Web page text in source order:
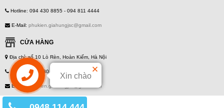
Xin chào
Hotline: 094 430 8855 - 094 811 4444
E-Mail: phukien.giahungjsc@gmail.com
CỬA HÀNG
Địa chỉ: số 10 Lò Rèn, Hoàn Kiếm, Hà Nội
Hotline: 094 430 8855 - 094 811 4444
E-Mail:phukien.giahungjsc@gmail.com